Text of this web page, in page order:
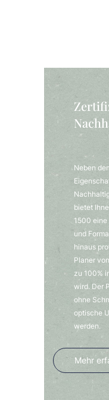
Neben
bietet
1500
und
hinaus
Planer
zu 100%
wird. Der
ohne
optische
werden.
Mehr